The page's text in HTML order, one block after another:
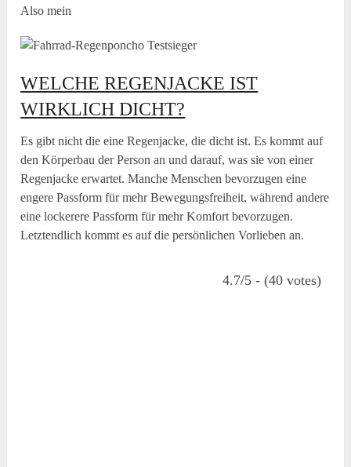
Also mein
WELCHE REGENJACKE IST
WIRKLICH DICHT?
Es gibt nicht die eine Regenjacke, die dicht ist. Es kommt auf
den Körperbau der Person an und darauf, was sie von einer
Regenjacke erwartet. Manche Menschen bevorzugen eine
engere Passform für mehr Bewegungsfreiheit, während andere
eine lockerere Passform für mehr Komfort bevorzugen.
Letztendlich kommt es auf die persönlichen Vorlieben an.
4.7/5 - (40 votes)